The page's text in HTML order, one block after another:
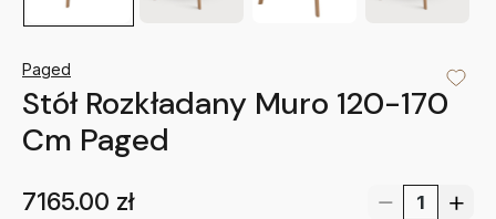
Paged
Stół Rozkładany Muro 120-170
Cm Paged
7165.00 zł